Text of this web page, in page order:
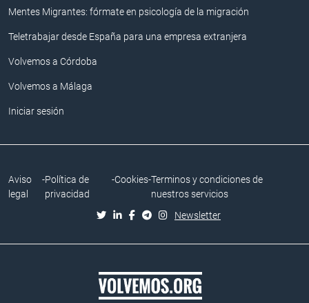
Mentes Migrantes: fórmate en psicología de la migración
Teletrabajar desde España para una empresa extranjera
Volvemos a Córdoba
Volvemos a Málaga
Iniciar sesión
Aviso
legal
-Política de
privacidad
-Cookies-Terminos y condiciones de
nuestros servicios
Newsletter